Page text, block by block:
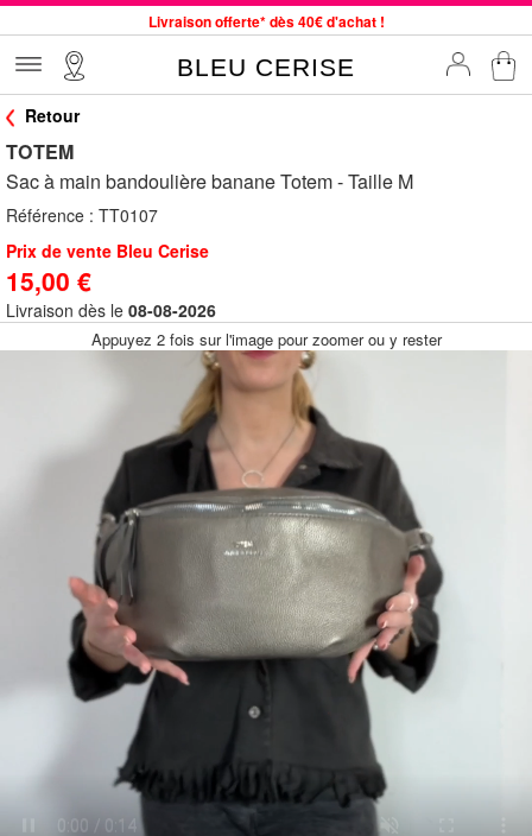
Livraison offerte* dès 40€ d'achat !
Commande avant 12h expédiée le jour même, du lundi au vendredi
Jusqu'à -75% sur le site du 29/07 au 27/08
Samsonite, Delsey, American Tourister, Little Marcel à Prix Bas
BLEU CERISE
Retour
TOTEM
Sac à main bandoulière banane Totem - Taille M
Référence : TT0107
Prix de vente Bleu Cerise
15,00 €
Livraison dès le 08-08-2026
Appuyez 2 fois sur l'image pour zoomer ou y rester